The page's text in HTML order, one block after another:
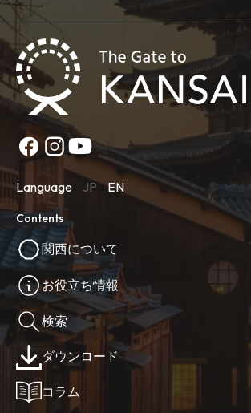
Language JP EN
Contents
関西について
お役立ち情報
検索
ダウンロード
コラム